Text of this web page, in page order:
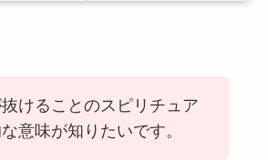
けることのスピリチュア
意味が知りたいです。